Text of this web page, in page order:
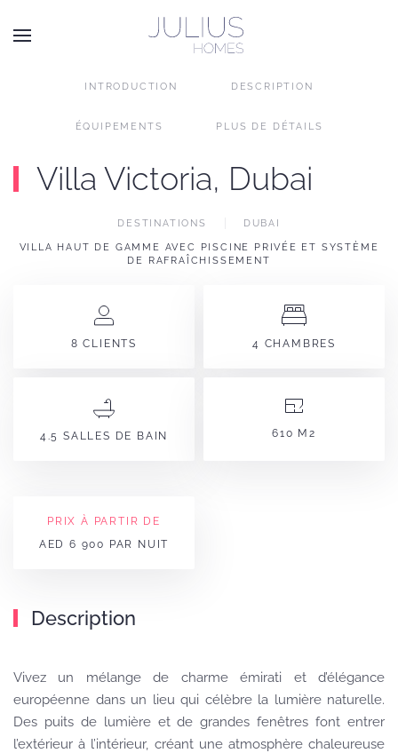
Passer au contenu principal
INTRODUCTION DESCRIPTION
ÉQUIPEMENTS PLUS DE DÉTAILS
Villa Victoria, Dubai
DESTINATIONS DUBAI
VILLA HAUT DE GAMME AVEC PISCINE PRIVÉE ET SYSTÈME
DE RAFRAÎCHISSEMENT
8 CLIENTS 4 CHAMBRES
4.5 SALLES DE BAIN 610 M2
PRIX À PARTIR DE
AED 6 900 PAR NUIT
Description
Vivez un mélange de charme émirati et d’élégance
européenne dans un lieu qui célèbre la lumière naturelle.
Des puits de lumière et de grandes fenêtres font entrer
l’extérieur à l’intérieur, créant une atmosphère chaleureuse